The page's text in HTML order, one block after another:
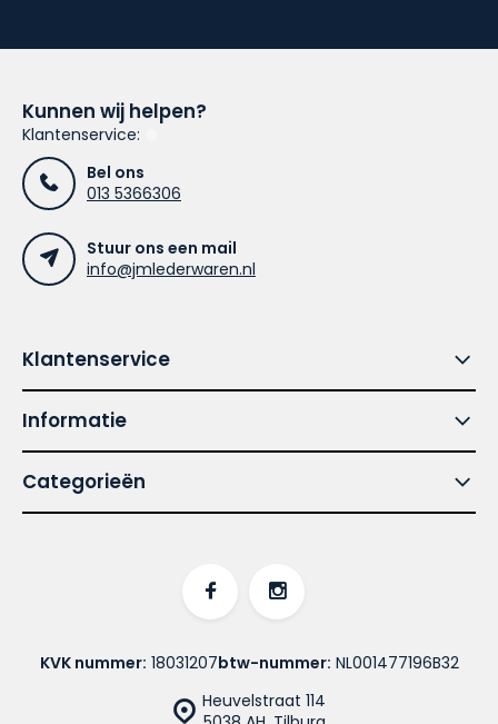
Kunnen wij helpen?
Klantenservice:
Bel ons
013 5366306
Stuur ons een mail
info@jmlederwaren.nl
Klantenservice
Informatie
Categorieën
Heuvelstraat 114
KVK nummer: 18031207btw-nummer: NL001477196B32